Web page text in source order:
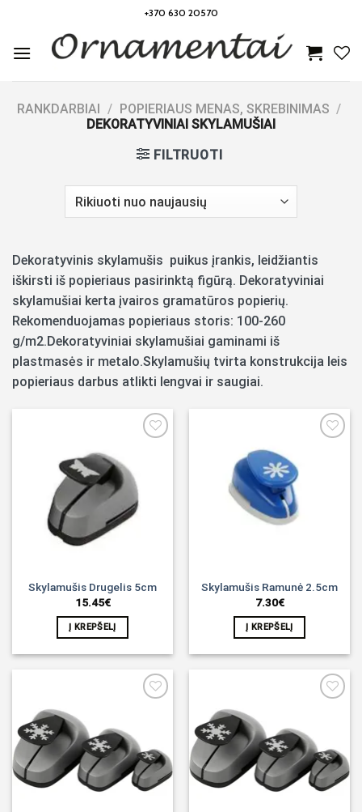
content
+370 630 20570
RANKDARBIAI / POPIERIAUS MENAS, SKREBINIMAS /
DEKORATYVINIAI SKYLAMUŠIAI
FILTRUOTI
Dekoratyvinis skylamušis puikus įrankis, leidžiantis
iškirsti iš popieriaus pasirinktą figūrą. Dekoratyviniai
skylamušiai kerta įvairos gramatūros popierių.
Rekomenduojamas popieriaus storis: 100-260
g/m2.Dekoratyviniai skylamušiai gaminami iš
plastmasės ir metalo.Skylamušių tvirta konstrukcija leis
popieriaus darbus atlikti lengvai ir saugiai.
Skylamušis Drugelis 5cm
15.45€
Į KREPŠELĮ
Skylamušis Ramunė 2.5cm
7.30€
Į KREPŠELĮ